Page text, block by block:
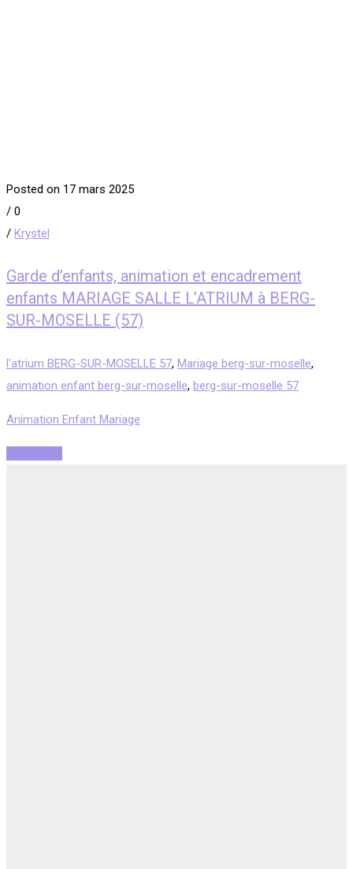
Posted on 17 mars 2025
/ 0
/ Krystel
Garde d’enfants, animation et encadrement
enfants MARIAGE SALLE L’ATRIUM à BERG-
SUR-MOSELLE (57)
l'atrium BERG-SUR-MOSELLE 57, Mariage berg-sur-moselle,
animation enfant berg-sur-moselle, berg-sur-moselle 57
Animation Enfant Mariage